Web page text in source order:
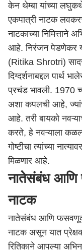
केन थेम्बा यांच्या
एकपात्री नाटक
नाटकाच्या निमित्ताने
आहे. निरंजन पेडणेकर
(Ritika Shrotri)
दिग्दर्शनाबद्दल पार्थ
प्रचंड भावली. 1970
अशा कपलची आहे,
आहे. तरी बायको
करते, हे नवऱ्याला
गोष्टीचा त्यांच्या
मिळणार आहे.
नातेसंबंध आणि
नाटक
नातेसंबंध आणि फसवणूक
नाटक असून यात
रितिकाने आपल्या